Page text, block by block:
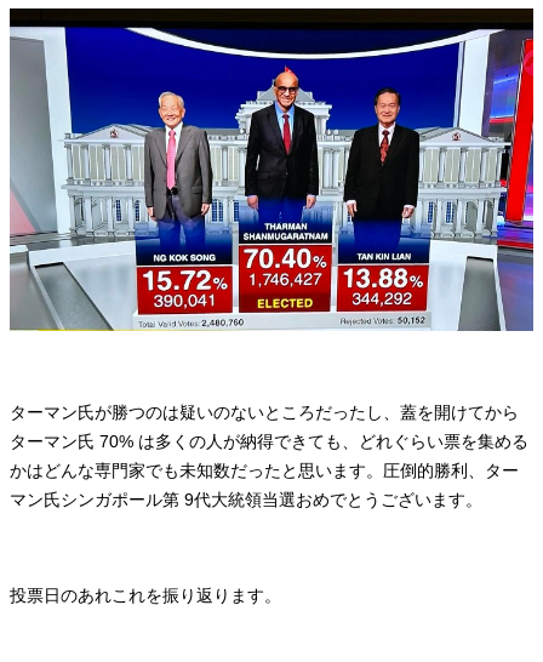
ターマン氏が勝つのは疑いのないところだったし、蓋を開けてから
ターマン氏 70% は多くの人が納得できても、どれぐらい票を集める
かはどんな専門家でも未知数だったと思います。圧倒的勝利、ター
マン氏シンガポール第 9代大統領当選おめでとうございます。
投票日のあれこれを振り返ります。